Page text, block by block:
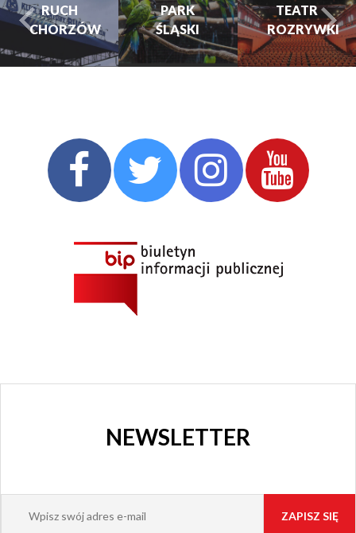
PARK
ŚLĄSKI
TEATR
ROZRYWKI
PARK
ŚLĄSKI
CHORZOWSKIE
CENTRUM
KULTURY
GRAJFKA
turysta.Previous
NEWSLETTER